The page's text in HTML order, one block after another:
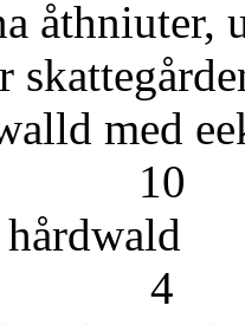
åthniuter,